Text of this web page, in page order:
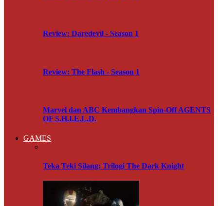
Review: Daredevil - Season 1
Review: The Flash - Season 1
Marvel dan ABC Kembangkan Spin-Off AGENTS
OF S.H.I.E.L.D.
GAMES
Teka Teki Silang: Trilogi The Dark Knight